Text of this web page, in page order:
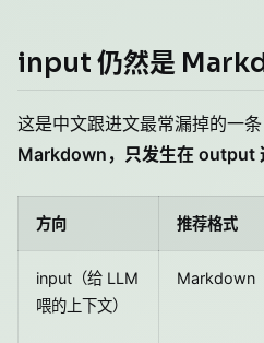
input 仍然是
这是中文跟进文最常漏掉的一条
Markdown，只发生在 output
方向 推荐格式
input（给 LLM
喂的上下文）
Markdown